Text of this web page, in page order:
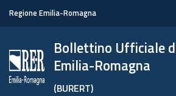
Regione Emilia-Romagna
Bollettino Ufficiale
Emilia-Romagna
(BURERT)